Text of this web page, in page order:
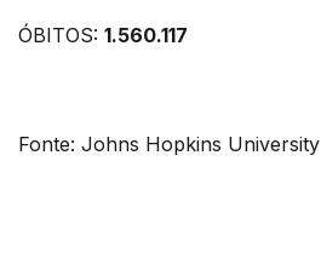
ÓBITOS: 1.560.117
Fonte: Johns Hopkins University